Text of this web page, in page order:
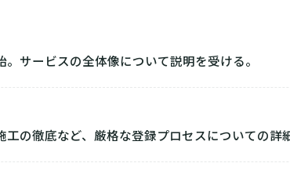
サービスの全体像について説明を受ける。
の徹底など、厳格な登録プロセスについての詳